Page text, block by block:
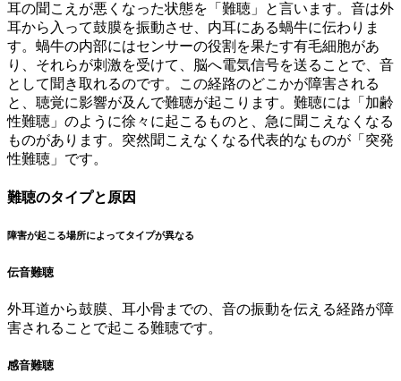
耳の聞こえが悪くなった状態を「難聴」と言います。音は外
耳から入って鼓膜を振動させ、内耳にある蝸牛に伝わりま
す。蝸牛の内部にはセンサーの役割を果たす有毛細胞があ
り、それらが刺激を受けて、脳へ電気信号を送ることで、音
として聞き取れるのです。この経路のどこかが障害される
と、聴覚に影響が及んで難聴が起こります。難聴には「加齢
性難聴」のように徐々に起こるものと、急に聞こえなくなる
ものがあります。突然聞こえなくなる代表的なものが「突発
性難聴」です。
難聴のタイプと原因
障害が起こる場所によってタイプが異なる
伝音難聴
外耳道から鼓膜、耳小骨までの、音の振動を伝える経路が障
害されることで起こる難聴です。
感音難聴